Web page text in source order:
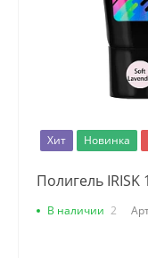
Хит Новинка
Полигель IRISK
В наличии 2